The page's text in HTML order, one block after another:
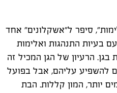
סיפר ל"אשקלונים" אחד
בעיות התנהגות ואלימות
הרעיון של הגן המכיל זה
להשפיע עליהם, אבל בפועל
יותר, המון קללות. הבת